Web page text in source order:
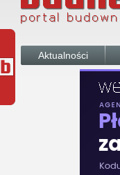
Aktualności